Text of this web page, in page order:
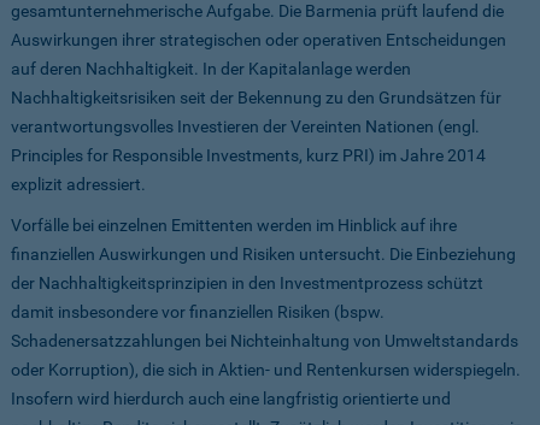
gesamtunternehmerische Aufgabe. Die Barmenia prüft laufend die
Auswirkungen ihrer strategischen oder operativen Entscheidungen
auf deren Nachhaltigkeit. In der Kapitalanlage werden
Nachhaltigkeitsrisiken seit der Bekennung zu den Grundsätzen für
verantwortungsvolles Investieren der Vereinten Nationen (engl.
Principles for Responsible Investments, kurz PRI) im Jahre 2014
explizit adressiert.
Vorfälle bei einzelnen Emittenten werden im Hinblick auf ihre
finanziellen Auswirkungen und Risiken untersucht. Die Einbeziehung
der Nachhaltigkeitsprinzipien in den Investmentprozess schützt
damit insbesondere vor finanziellen Risiken (bspw.
Schadenersatzzahlungen bei Nichteinhaltung von Umweltstandards
oder Korruption), die sich in Aktien- und Rentenkursen widerspiegeln.
Insofern wird hierdurch auch eine langfristig orientierte und